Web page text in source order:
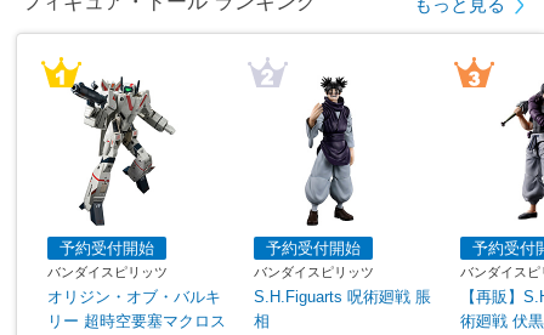
もっと見る
予約受付開始
バンダイスピリッツ
オリジン・オブ・バルキ
リー 超時空要塞マクロス
予約受付開始
バンダイスピリッツ
S.H.Figuarts 呪術廻戦 脹
相
予約受付
バンダイスピ
【再販】
術廻戦 伏